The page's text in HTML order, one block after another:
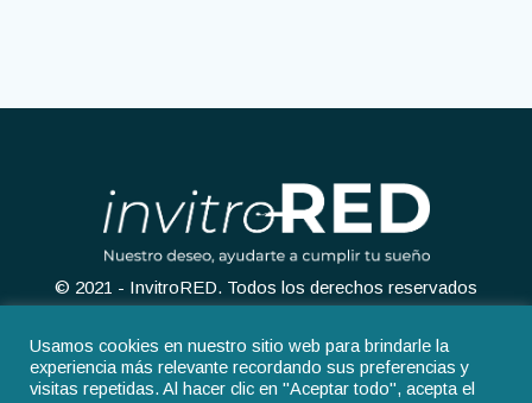
© 2021 - InvitroRED. Todos los derechos reservados
Usamos cookies en nuestro sitio web para brindarle la
experiencia más relevante recordando sus preferencias y
visitas repetidas. Al hacer clic en "Aceptar todo", acepta el